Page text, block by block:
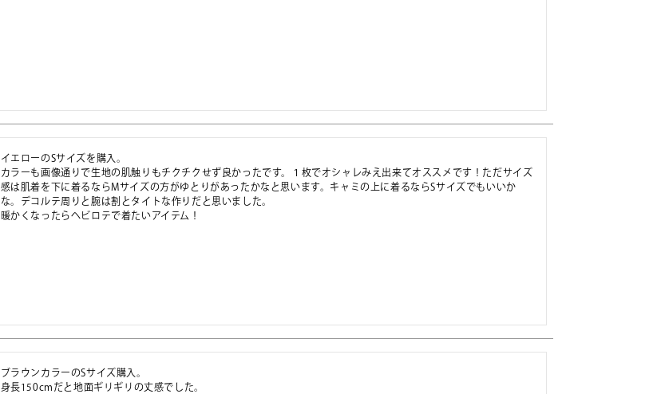
イエローのSサイズを購入。
カラーも画像通りで生地の肌触りもチクチクせず良かったです。１枚でオシャレみえ出来てオススメです！ただサイズ
感は肌着を下に着るならMサイズの方がゆとりがあったかなと思います。キャミの上に着るならSサイズでもいいか
な。デコルテ周りと腕は割とタイトな作りだと思いました。
暖かくなったらヘビロテで着たいアイテム！
ブラウンカラーのSサイズ購入。
身長150cmだと地面ギリギリの丈感でした。